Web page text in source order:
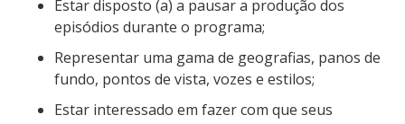
Estar disposto (a) a pausar a produção dos
episódios durante o programa;
Representar uma gama de geografias, panos de
fundo, pontos de vista, vozes e estilos;
Estar interessado em fazer com que seus